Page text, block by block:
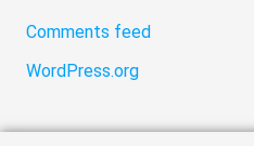
Comments feed
WordPress.org